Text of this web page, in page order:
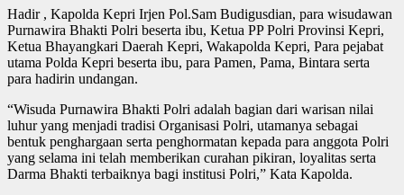
Hadir , Kapolda Kepri Irjen Pol.Sam Budigusdian, para wisudawan
Purnawira Bhakti Polri beserta ibu, Ketua PP Polri Provinsi Kepri,
Ketua Bhayangkari Daerah Kepri, Wakapolda Kepri, Para pejabat
utama Polda Kepri beserta ibu, para Pamen, Pama, Bintara serta
para hadirin undangan.
“Wisuda Purnawira Bhakti Polri adalah bagian dari warisan nilai
luhur yang menjadi tradisi Organisasi Polri, utamanya sebagai
bentuk penghargaan serta penghormatan kepada para anggota Polri
yang selama ini telah memberikan curahan pikiran, loyalitas serta
Darma Bhakti terbaiknya bagi institusi Polri,” Kata Kapolda.